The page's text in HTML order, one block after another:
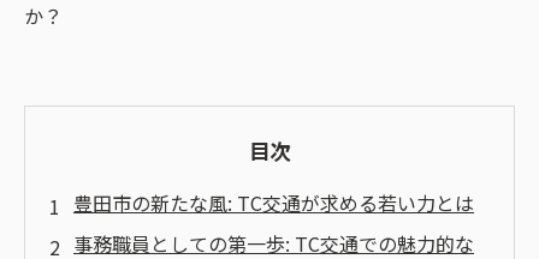
か？
目次
豊田市の新たな風: TC交通が求める若い力とは
事務職員としての第一歩: TC交通での魅力的な